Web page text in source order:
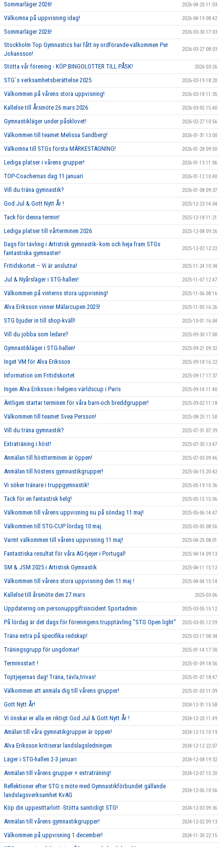
Sommarläger 2026! 2026-04-20 11:03
Välkomna på uppvisning idag! 2026-04-19 08:42
Sommarläger 2026! 2026-03-30 17:03
Stockholm Top Gymnastics har fått ny ordförande-välkommen Per
Johansson!
2026-03-27 08:03
Stötta vår förening - KÖP BINGOLOTTER TILL PÅSK! 2026-03-26
STG´s verksamhetsberättelse 2025 2026-03-19 18:20
Välkommen på vårens stora uppvisning! 2026-03-18 11:35
Kallelse till Årsmöte 26 mars 2026 2026-03-05 15:40
Gymnastikläger under påsklovet! 2026-02-27 10:56
Välkommen till teamet Melissa Sandberg! 2026-01-31 13:00
Välkomna till STGs första MÄRKESTAGNING! 2026-01-28 09:50
Lediga platser i vårens grupper! 2026-01-13 11:06
TOP-Coachernas dag 11 januari 2026-01-12 10:40
Vill du träna gymnastik? 2026-01-08 09:37
God Jul & Gott Nytt År ! 2025-12-23 14:04
Tack för denna termin! 2025-12-18 11:21
Lediga platser till vårterminen 2026 2025-12-08 09:26
Dags för tävling i Artistisk gymnastik- kom och heja fram STGs
fantastiska gymnaster!
2025-12-02 12:22
Fritidskortet – Vi är anslutna! 2025-11-24 10:34
Jul & Nyårsläger i STG-hallen! 2025-11-07 12:47
Välkommen på vinterns stora uppvisning! 2025-11-06 08:16
Alva Eriksson vinner Mälarcupen 2025! 2025-11-05 16:26
STG bjuder in till shop-kväll! 2025-10-01 16:04
Vill du jobba som ledare? 2025-09-30 17:00
Gymnastikläger i STG-hallen! 2025-09-21 09:32
Inget VM för Alva Eriksson 2025-09-18 16:22
Information om Fritidskortet 2025-09-17 17:37
Ingen Alva Eriksson i helgens världscup i Paris 2025-09-14 11:40
Äntligen startar terminen för våra barn-och breddgrupper! 2025-09-02 11:18
Välkommen till teamet Svea Persson! 2025-08-25 11:50
Vill du träna gymnastik? 2025-07-31 07:39
Extraträning i höst! 2025-07-30 13:47
Anmälan till höstterminen är öppen! 2025-07-03 09:46
Anmälan till höstens gymnastikgrupper! 2025-06-15 20:42
Vi söker tränare i truppgymnastik! 2025-05-19 10:36
Tack för en fantastisk helg! 2025-05-15 15:06
Välkommen till vårens uppvisning nu på söndag 11 maj! 2025-05-06 14:47
Välkommen till STG-CUP lördag 10 maj. 2025-05-05 08:56
Varmt välkommen till vårens uppvisning 11 maj! 2025-04-25 08:01
Fantastiska resultat för våra AG-tjejer i Portugal! 2025-04-14 09:13
SM & JSM 2025 i Artistisk Gymnastik 2025-04-11 15:12
Välkommen till vårens stora uppvisning den 11 maj ! 2025-04-04 15:14
Kallelse till årsmöte den 27 mars 2025-03-06
Uppdatering om personuppgiftsincident Sportadmin 2025-03-05 15:12
På lördag är det dags för föreningens trupptävling "STG Open light" 2025-03-05 12:59
Träna extra på specifika redskap! 2025-02-17 08:34
Träningsgrupp för ungdomar! 2025-01-14 17:30
Terminsstart ! 2025-01-09 18:56
Toptjejernas dag! Träna, tävla,trivas! 2025-01-07 18:47
Välkommen att anmäla dig till vårens grupper! 2025-01-03 11:09
Gott Nytt År! 2024-12-31 15:58
Vi önskar er alla en riktigt God Jul & Gott Nytt År ! 2024-12-20 11:49
Amälan till våra gymnatikgrupper är öppen! 2024-12-15 10:19
Alva Eriksson kritiserar landslagsledningen 2024-12-12 22:07
Läger i STG-hallen 2-3 januari 2024-12-08 19:32
Anmälan till vårens grupper + extraträning! 2024-12-07 15:20
Reflektioner efter STG:s möte med Gymnastikförbundet gällande
landslagsverksamhet KvAG
2024-12-06 10:56
Köp din uppesittarlott -Stötta samtidigt STG! 2024-12-03 09:36
Anmälan till vårens gymnastikgrupper! 2024-12-02 09:13
Välkommen på uppvisning 1 december! 2024-11-30 22:15